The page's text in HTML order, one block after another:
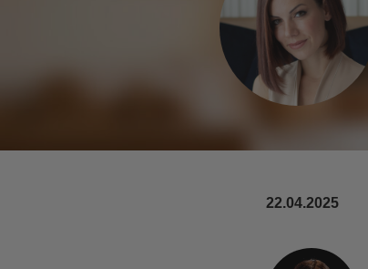
22.04.2025